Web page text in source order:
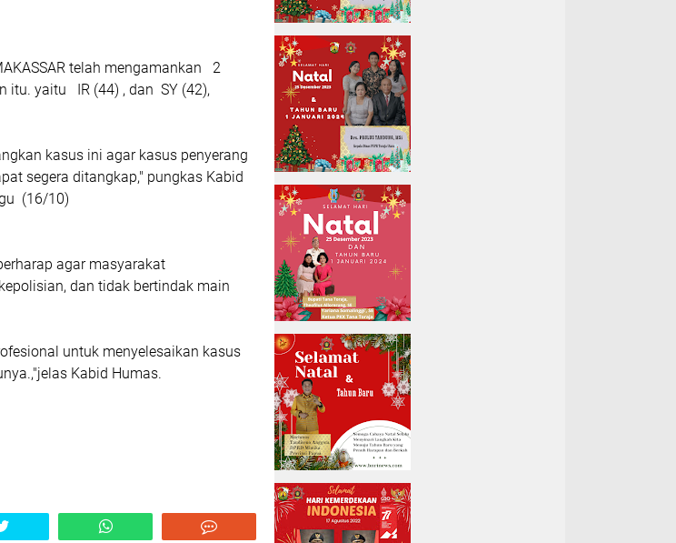
telah mengamankan 2
itu. yaitu IR (44) , dan SY (42),
kasus ini agar kasus penyerang
segera ditangkap," pungkas Kabid
(16/10)
agar masyarakat
dan tidak bertindak main
untuk menyelesaikan kasus
Kabid Humas.